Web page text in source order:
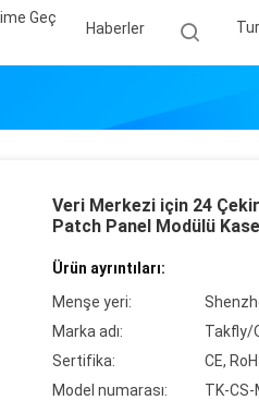
Geç
Haberler
Veri Merkezi için 24
Patch Panel Modülü
Ürün ayrıntıları:
Menşe yeri:
Marka adı:
Takfly/
Sertifika:
CE,
Model numarası:
TK-CS-